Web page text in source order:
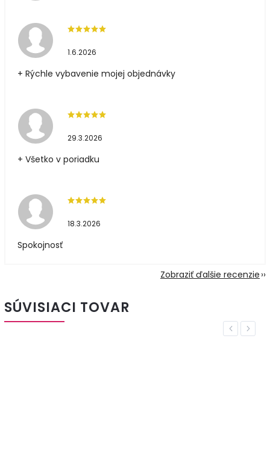
1.6.2026
+ Rýchle vybavenie mojej objednávky
29.3.2026
+ Všetko v poriadku
18.3.2026
Spokojnosť
Zobraziť ďalšie recenzie
SÚVISIACI TOVAR
Previous
Next